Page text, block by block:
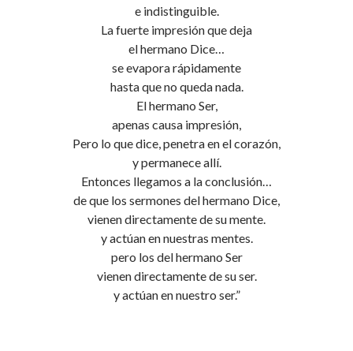
e indistinguible.
La fuerte impresión que deja
el hermano Dice…
se evapora rápidamente
hasta que no queda nada.
El hermano Ser,
apenas causa impresión,
Pero lo que dice, penetra en el corazón,
y permanece allí.
Entonces llegamos a la conclusión…
de que los sermones del hermano Dice,
vienen directamente de su mente.
y actúan en nuestras mentes.
pero los del hermano Ser
vienen directamente de su ser.
y actúan en nuestro ser.”